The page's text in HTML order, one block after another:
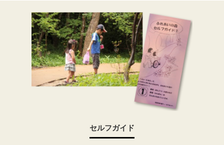
セルフガイド